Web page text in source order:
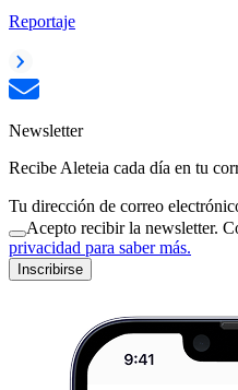
Reportaje
Newsletter
Recibe Aleteia cada día en tu
Tu dirección de correo
Acepto recibir la newsletter.
privacidad para saber más.
Inscribirse